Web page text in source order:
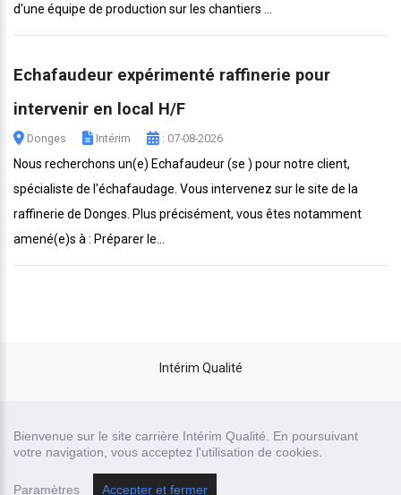
Bienvenue sur le site carrière Intérim Qualité. En poursuivant
votre navigation, vous acceptez l'utilisation de cookies.
Paramètres Accepter et fermer
d'une équipe de production sur les chantiers ...
Echafaudeur expérimenté raffinerie pour
intervenir en local H/F
Donges Intérim : 07-08-2026
Nous recherchons un(e) Echafaudeur (se ) pour notre client,
spécialiste de l'échafaudage. Vous intervenez sur le site de la
raffinerie de Donges. Plus précisément, vous êtes notamment
amené(e)s à : Préparer le...
Intérim Qualité
Recrutor, logiciel de recrutement